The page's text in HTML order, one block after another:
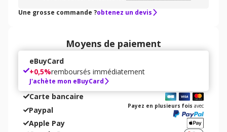
Une grosse commande ?obtenez un devis
Moyens de paiement
eBuyCard
+0,5%remboursés immédiatement
J'achète mon eBuyCard
Carte bancaire
Paypal
Payez en plusieurs fois avec
Apple Pay